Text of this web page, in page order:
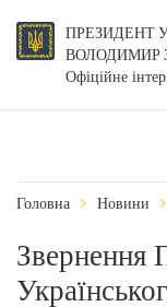
ПРЕЗИДЕНТ
ВОЛОДИМИР
Офіційне
Головна Новини
Звернення